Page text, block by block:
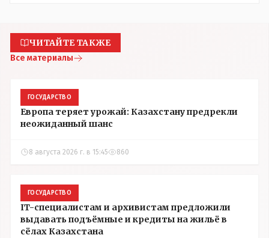
ЧИТАЙТЕ ТАКЖЕ
Все материалы
ГОСУДАРСТВО
Европа теряет урожай: Казахстану предрекли
неожиданный шанс
8 августа 2026 г. в 15:45 860
ГОСУДАРСТВО
IT-специалистам и архивистам предложили
выдавать подъёмные и кредиты на жильё в
сёлах Казахстана